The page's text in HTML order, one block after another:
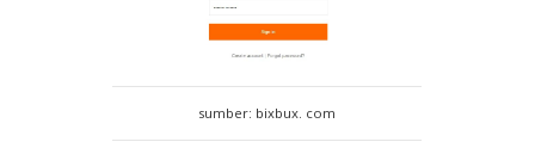
sumber: bixbux. com